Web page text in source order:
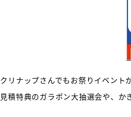
クリナップさんでもお祭りイベント
見積特典のガラポン大抽選会や、か